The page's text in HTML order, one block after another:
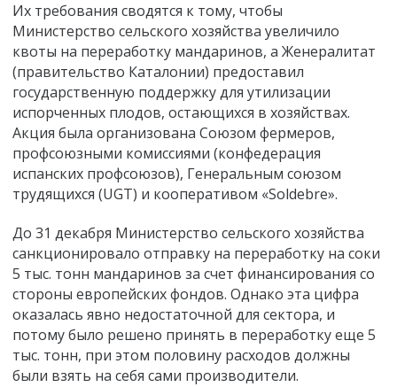
Их требования сводятся к тому, чтобы
Министерство сельского хозяйства увеличило
квоты на переработку мандаринов, а Женералитат
(правительство Каталонии) предоставил
государственную поддержку для утилизации
испорченных плодов, остающихся в хозяйствах.
Акция была организована Союзом фермеров,
профсоюзными комиссиями (конфедерация
испанских профсоюзов), Генеральным союзом
трудящихся (UGT) и кооперативом «Soldebre».
До 31 декабря Министерство сельского хозяйства
санкционировало отправку на переработку на соки
5 тыс. тонн мандаринов за счет финансирования со
стороны европейских фондов. Однако эта цифра
оказалась явно недостаточной для сектора, и
потому было решено принять в переработку еще 5
тыс. тонн, при этом половину расходов должны
были взять на себя сами производители.